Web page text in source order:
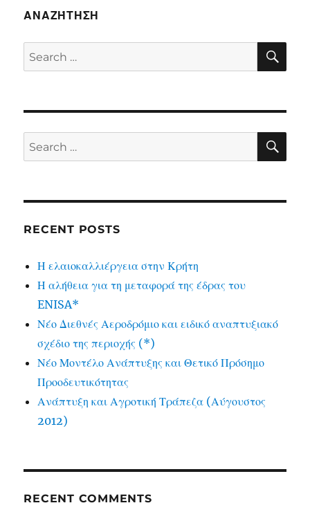
ΑΝΑΖΉΤΗΣΗ
Search
for:
Search
for:
RECENT POSTS
Η ελαιοκαλλιέργεια στην Κρήτη
Η αλήθεια για τη μεταφορά της έδρας του
ENISA*
Νέο Διεθνές Αεροδρόμιο και ειδικό αναπτυξιακό
σχέδιο της περιοχής (*)
Νέο Μοντέλο Ανάπτυξης και Θετικό Πρόσημο
Προοδευτικότητας
Ανάπτυξη και Αγροτική Τράπεζα (Αύγουστος
2012)
RECENT COMMENTS